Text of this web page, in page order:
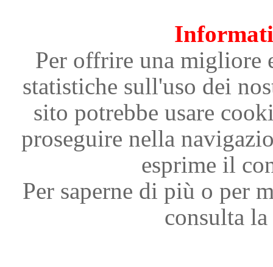
Per offrire una migliore
statistiche sull'uso dei
sito potrebbe usare
proseguire nella
esprime il
Per saperne di più o per
consulta